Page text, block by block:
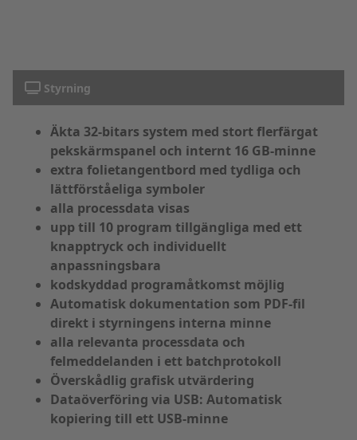
Styrning
Äkta 32-bitars system med stort flerfärgat
pekskärmspanel och internt 16 GB-minne
extra folietangentbord med tydliga och
lättförståeliga symboler
alla processdata visas
upp till 10 program tillgängliga med ett
knapptryck och individuellt
anpassningsbara
kodskyddad programåtkomst möjlig
Automatisk dokumentation som PDF-fil
direkt i styrningens interna minne
alla relevanta processdata och
felmeddelanden i ett batchprotokoll
Överskådlig grafisk utvärdering
Dataöverföring via USB: Automatisk
kopiering till ett USB-minne